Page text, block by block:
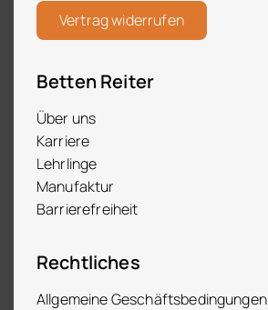
Vertrag widerrufen
Betten Reiter
Über uns
Karriere
Lehrlinge
Manufaktur
Barrierefreiheit
Rechtliches
Allgemeine Geschäftsbedingungen